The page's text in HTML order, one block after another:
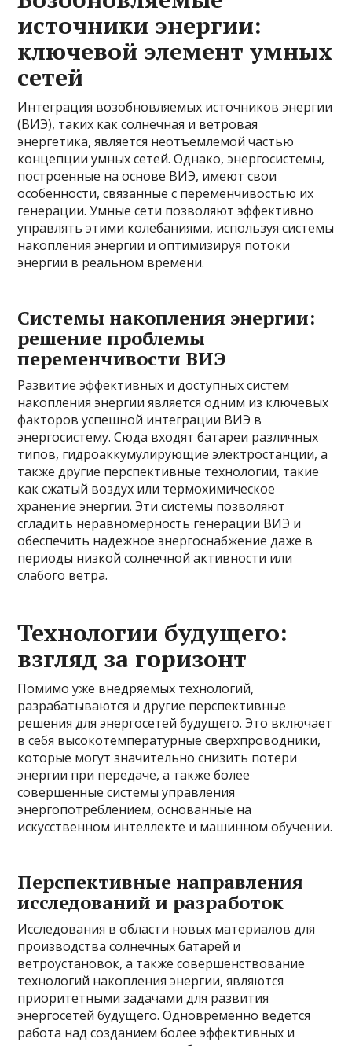
источники энергии:
ключевой элемент умных
сетей
Интеграция возобновляемых источников энергии
(ВИЭ), таких как солнечная и ветровая
энергетика, является неотъемлемой частью
концепции умных сетей. Однако, энергосистемы,
построенные на основе ВИЭ, имеют свои
особенности, связанные с переменчивостью их
генерации. Умные сети позволяют эффективно
управлять этими колебаниями, используя системы
накопления энергии и оптимизируя потоки
энергии в реальном времени.
Системы накопления энергии:
решение проблемы
переменчивости ВИЭ
Развитие эффективных и доступных систем
накопления энергии является одним из ключевых
факторов успешной интеграции ВИЭ в
энергосистему. Сюда входят батареи различных
типов, гидроаккумулирующие электростанции, а
также другие перспективные технологии, такие
как сжатый воздух или термохимическое
хранение энергии. Эти системы позволяют
сгладить неравномерность генерации ВИЭ и
обеспечить надежное энергоснабжение даже в
периоды низкой солнечной активности или
слабого ветра.
Технологии будущего:
взгляд за горизонт
Помимо уже внедряемых технологий,
разрабатываются и другие перспективные
решения для энергосетей будущего. Это включает
в себя высокотемпературные сверхпроводники,
которые могут значительно снизить потери
энергии при передаче, а также более
совершенные системы управления
энергопотреблением, основанные на
искусственном интеллекте и машинном обучении.
Перспективные направления
исследований и разработок
Исследования в области новых материалов для
производства солнечных батарей и
ветроустановок, а также совершенствование
технологий накопления энергии, являются
приоритетными задачами для развития
энергосетей будущего. Одновременно ведется
работа над созданием более эффективных и